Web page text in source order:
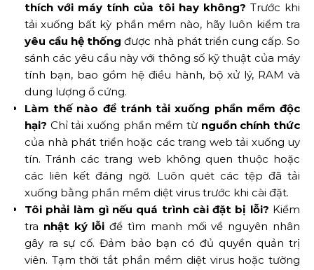
thích với máy tính của tôi hay không? Trước khi
tải xuống bất kỳ phần mềm nào, hãy luôn kiểm tra
yêu cầu hệ thống được nhà phát triển cung cấp. So
sánh các yêu cầu này với thông số kỹ thuật của máy
tính bạn, bao gồm hệ điều hành, bộ xử lý, RAM và
dung lượng ổ cứng.
Làm thế nào để tránh tải xuống phần mềm độc
hại? Chỉ tải xuống phần mềm từ nguồn chính thức
của nhà phát triển hoặc các trang web tải xuống uy
tín. Tránh các trang web không quen thuộc hoặc
các liên kết đáng ngờ. Luôn quét các tệp đã tải
xuống bằng phần mềm diệt virus trước khi cài đặt.
Tôi phải làm gì nếu quá trình cài đặt bị lỗi? Kiểm
tra nhật ký lỗi để tìm manh mối về nguyên nhân
gây ra sự cố. Đảm bảo bạn có đủ quyền quản trị
viên. Tạm thời tắt phần mềm diệt virus hoặc tường